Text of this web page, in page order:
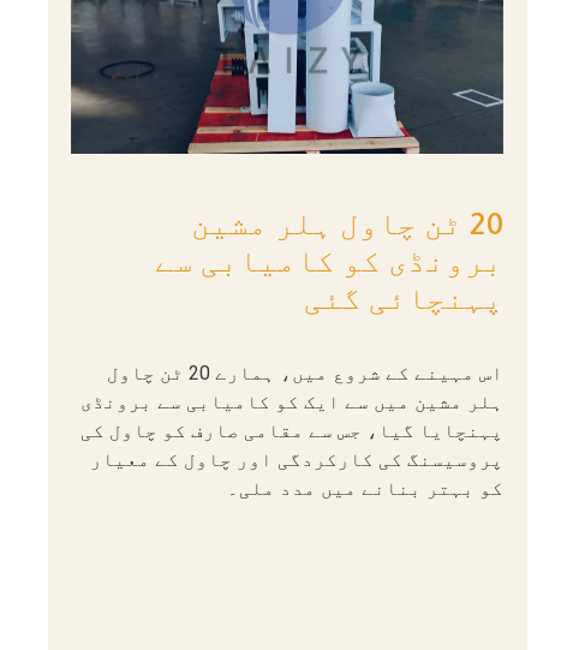
20 ٹن چاول ہلر مشین
برونڈی کو کامیابی سے
پہنچائی گئی
اس مہینے کے شروع میں، ہمارے 20 ٹن چاول
ہلر مشین میں سے ایک کو کامیابی سے برونڈی
پہنچایا گیا، جس سے مقامی صارف کو چاول کی
پروسیسنگ کی کارکردگی اور چاول کے معیار
کو بہتر بنانے میں مدد ملی۔